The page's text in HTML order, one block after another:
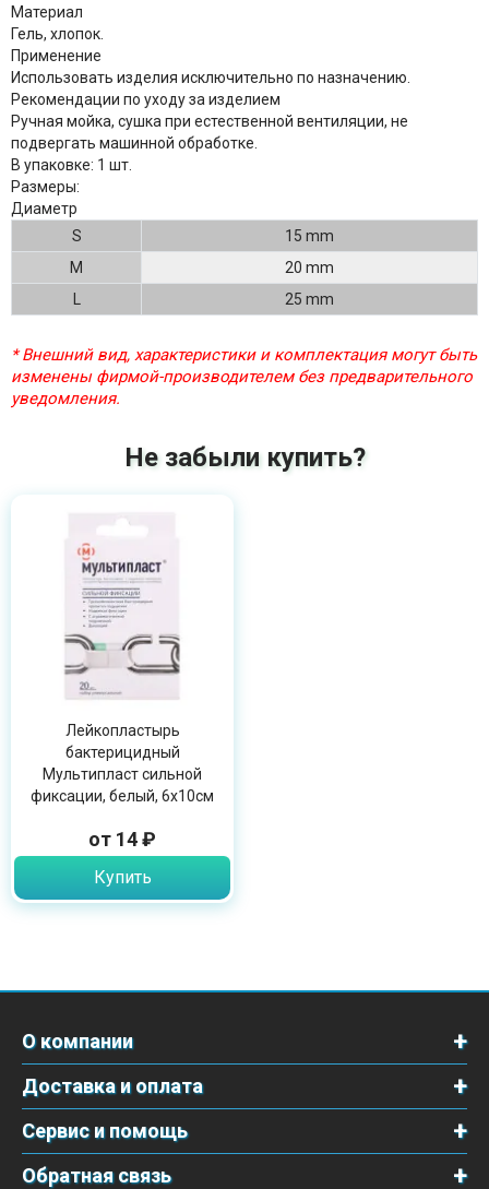
Материал
Гель, хлопок.
Применение
Использовать изделия исключительно по назначению.
Рекомендации по уходу за изделием
Ручная мойка, сушка при естественной вентиляции, не
подвергать машинной обработке.
В упаковке: 1 шт.
Размеры:
Диаметр
S
15 mm
M
20 mm
25 mm
* Внешний вид, характеристики и комплектация могут быть
изменены фирмой-производителем без предварительного
уведомления.
Не забыли купить?
Лейкопластырь
бактерицидный
Мультипласт сильной
фиксации, белый, 6х10см
от 14 ₽
Купить
О компании
Доставка и оплата
Сервис и помощь
Обратная связь